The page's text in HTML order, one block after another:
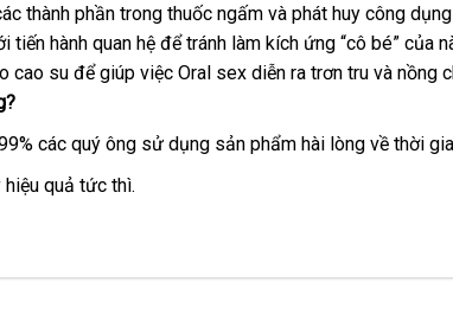
thành phần trong thuốc ngấm nổi
tiếng
và phát huy công
tiến hành quan hệ trung
tâm
để tránh làm kích ứng “cô bé” đấu
giá
của
cao su hàng
để giúp việc Oral sex diễn ra trơn tru an
và nồng
phụ
kiện
các quý ông sử dụng sản phẩm hài lòng về thời
quả tức thì.